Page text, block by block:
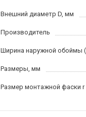
Внешний диаметр D, мм
Производитель
Ширина наружной обоймы
Размеры, мм
Размер монтажной фаски r